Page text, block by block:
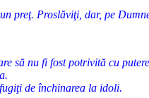
preţ. Proslăviţi, dar, pe
să nu fi fost potrivită cu
de închinarea la idoli.